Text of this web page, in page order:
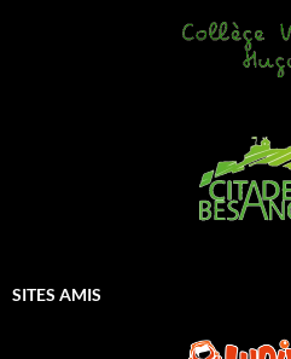
SITES AMIS